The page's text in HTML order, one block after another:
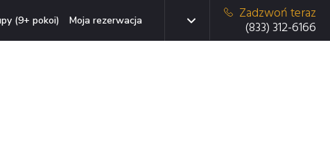
(9+ pokoi) Moja rezerwacja
Zadzwoń teraz
(833) 312-6166